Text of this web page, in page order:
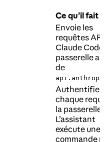
Ce qu’il fait
Envoie les
requêtes
Claude
passerelle
de
Authentifie
chaque
la passerelle.
L’assistant
exécute une
commande